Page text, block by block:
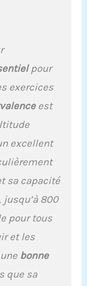
une
de
assez
à la fois
un
et
: avec
vous
boîte de
est
la
pour les
Pilates
pour
exercices
est
excellent
sa capacité
800
pour tous
et les
bonne
que sa